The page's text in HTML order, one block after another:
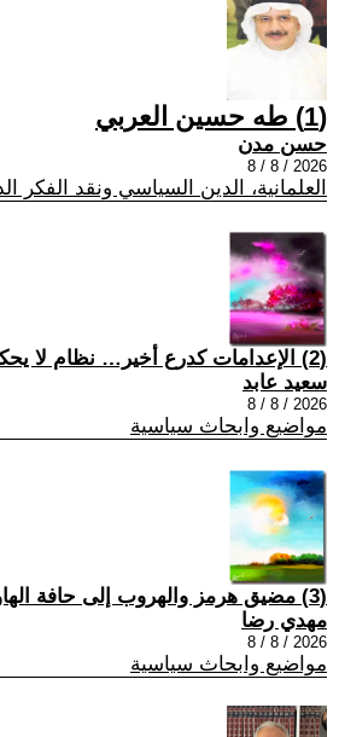
(1) طه حسين العربي
حسن مدن
2026 / 8 / 8
العلمانية، الدين السياسي ونقد الفكر
(2) الإعدامات كدرع أخير… نظام لا يحكم إلا بالخوف
سعيد عابد
2026 / 8 / 8
مواضيع وابحاث سياسية
(3) مضيق هرمز والهروب إلى حافة الهاوية
مهدي رضا
2026 / 8 / 8
مواضيع وابحاث سياسية